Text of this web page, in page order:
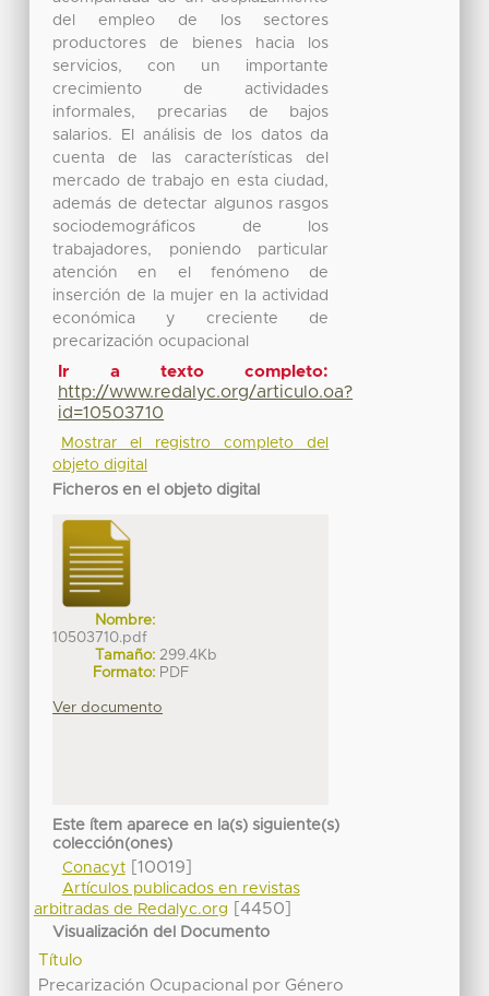
del empleo de los sectores
productores de bienes hacia los
servicios, con un importante
crecimiento de actividades
informales, precarias de bajos
salarios. El análisis de los datos da
cuenta de las características del
mercado de trabajo en esta ciudad,
además de detectar algunos rasgos
sociodemográficos de los
trabajadores, poniendo particular
atención en el fenómeno de
inserción de la mujer en la actividad
económica y creciente de
precarización ocupacional
Ir a texto completo:
http://www.redalyc.org/articulo.oa?
id=10503710
Mostrar el registro completo del
objeto digital
Ficheros en el objeto digital
Nombre:
10503710.pdf
Tamaño: 299.4Kb
Formato: PDF
Ver documento
Este ítem aparece en la(s) siguiente(s)
colección(ones)
Conacyt[10019]
Artículos publicados en revistas
arbitradas de Redalyc.org
[4450]
Visualización del Documento
Título
Precarización Ocupacional por Género